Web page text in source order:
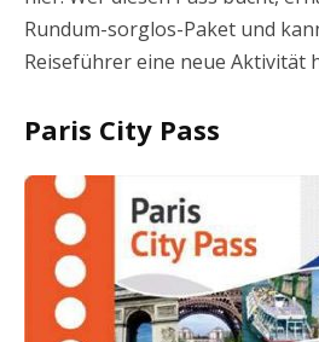
Rundum-sorg­los-Pa­ket und
Reiseführer eine neue Aktivität
Paris City Pass